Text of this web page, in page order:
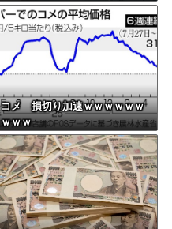
へ
コメ 損切り加速ｗｗｗｗｗｗ
ｗｗｗ